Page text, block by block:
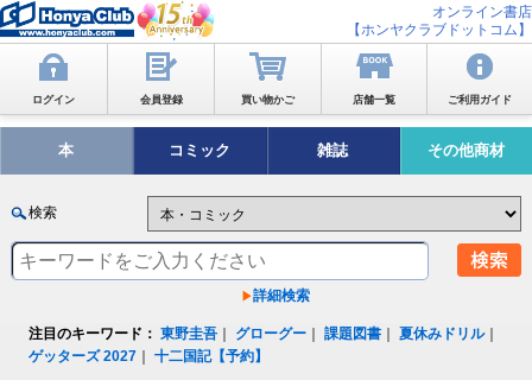
オンライン書店
【ホンヤクラブドットコム】
ログイン 会員登録 買い物かご 店舗一覧 ご利用ガイド
本 コミック 雑誌 その他商材
検索
詳細検索
注目のキーワード： 東野圭吾 グローグー ｜課題図書 ｜夏休みドリル｜
ゲッターズ 2027 ｜十二国記【予約】